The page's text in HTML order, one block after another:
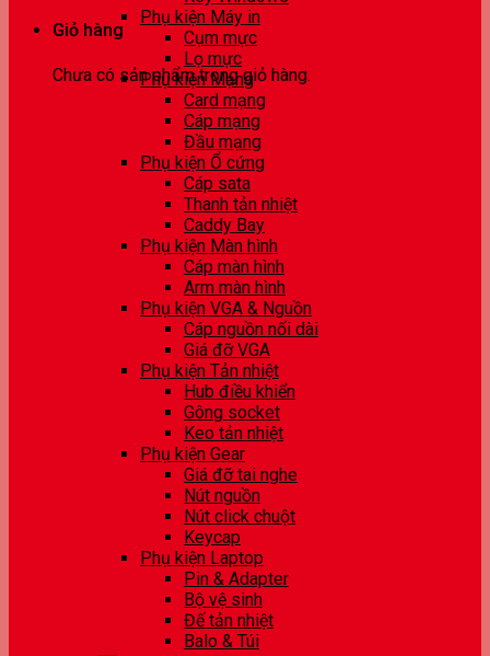
Giỏ hàng
Chưa có sản phẩm trong giỏ hàng.
Phụ kiện Máy in
Cụm mực
Lọ mực
Phụ kiện Mạng
Card mạng
Cáp mạng
Đầu mạng
Phụ kiện Ổ cứng
Cáp sata
Thanh tản nhiệt
Caddy Bay
Phụ kiện Màn hình
Cáp màn hình
Arm màn hình
Phụ kiện VGA & Nguồn
Cáp nguồn nối dài
Giá đỡ VGA
Phụ kiện Tản nhiệt
Hub điều khiển
Gông socket
Keo tản nhiệt
Phụ kiện Gear
Giá đỡ tai nghe
Nút nguồn
Nút click chuột
Keycap
Phụ kiện Laptop
Pin & Adapter
Bộ vệ sinh
Đế tản nhiệt
Balo & Túi